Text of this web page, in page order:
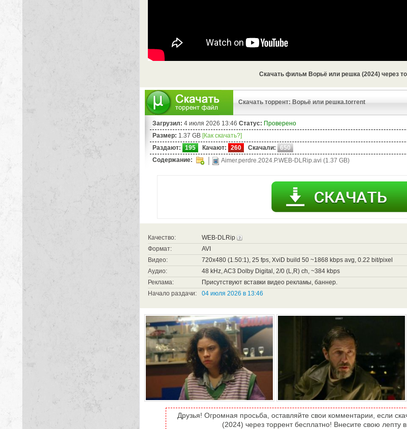
Скачать фильм Ворьё или решка (2024) через
Скачать торрент: Ворьё или решка.torrent
Загрузил: 4 июля 2026 13:46 Статус: Проверено
Размер: 1.37 GB [Как скачать?]
Раздают:
195 Качают: 260 Скачали:
650
Содержание:
Aimer.perdre.2024.P.WEB-DLRip.avi (1.37 GB)
Качество:
WEB-DLRip
Формат:
AVI
Видео:
720x480 (1.50:1), 25 fps, XviD build 50 ~1868 kbps avg, 0.22 bit/pixel
Аудио:
48 kHz, AC3 Dolby Digital, 2/0 (L,R) ch, ~384 kbps
Реклама:
Присутствуют вставки видео рекламы, баннер.
Начало раздачи:
04 июля 2026 в 13:46
Друзья! Огромная просьба, оставляйте свои комментарии, если
(2024) через торрент бесплатно! Внесите свою лепту